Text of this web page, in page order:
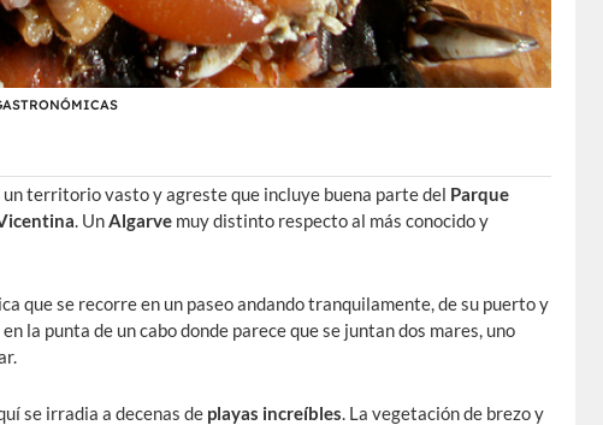
un territorio vasto y agreste que incluye buena parte del Parque
. UnAlgarve muy distinto respecto al más conocido y
que se recorre en un paseo andando tranquilamente, de su puerto y
la punta de un cabo donde parece que se juntan dos mares, uno
se irradia a decenas de playas increíbles. La vegetación de brezo y